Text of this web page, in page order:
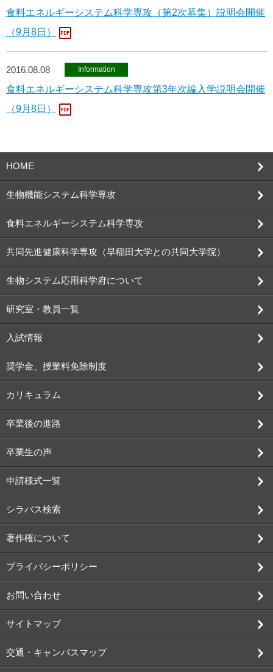
食料エネルギーシステム科学専攻（第2次募集）説明会開催
（9月8日）
2016.08.08 Information
食料エネルギーシステム科学専攻第3年次編入学説明会開催
（9月8日）
HOME
生物機能システム科学専攻
食料エネルギーシステム科学専攻
共同先進健康科学専攻（早稲田大学との共同大学院）
生物システム応用科学府について
研究室・教員一覧
入試情報
奨学金、授業料免除制度
カリキュラム
卒業後の進路
卒業生の声
申請様式一覧
シラバス検索
著作権について
プライバシーポリシー
お問い合わせ
サイトマップ
交通・キャンパスマップ